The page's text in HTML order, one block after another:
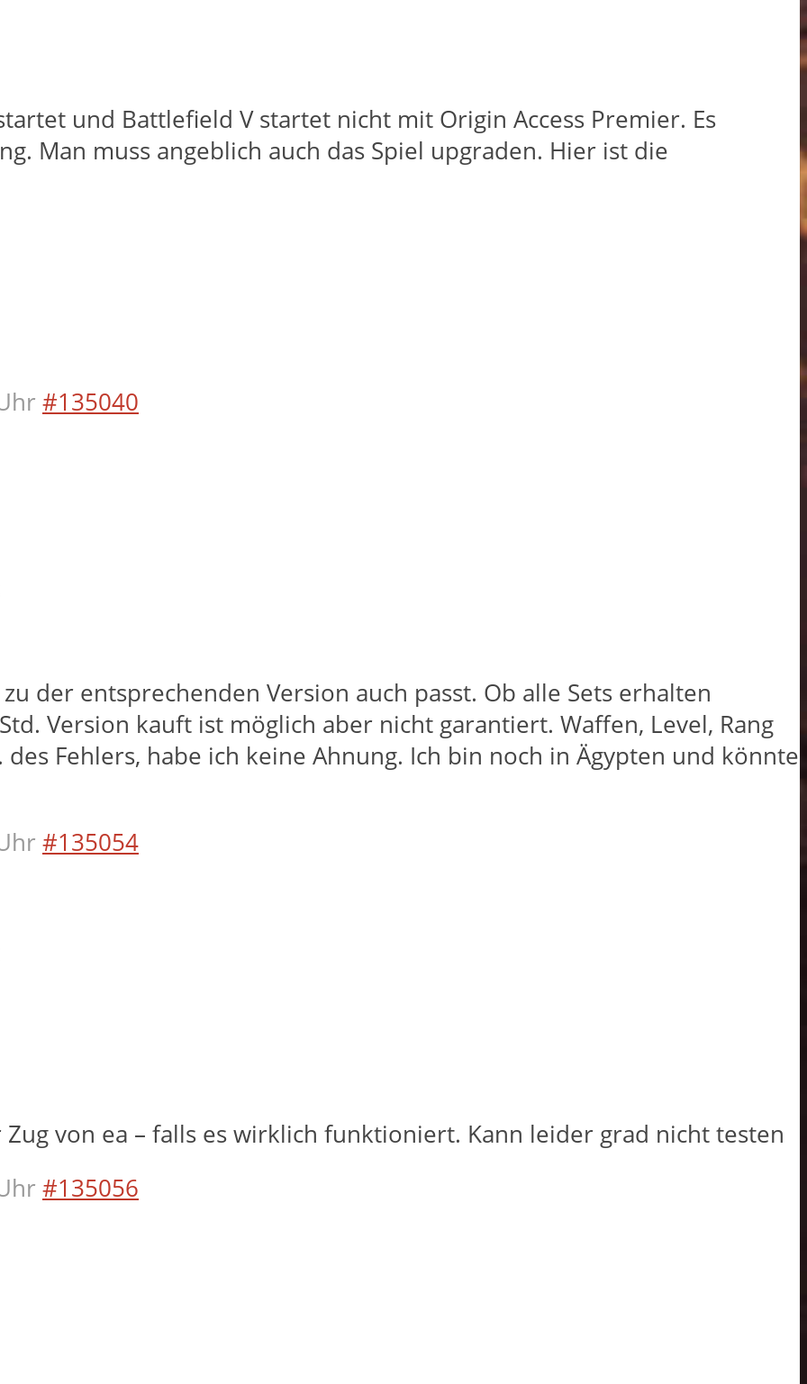
und Battlefield V startet nicht mit Origin Access Premier. Es
Man muss angeblich auch das Spiel upgraden. Hier ist die
#135040
der entsprechenden Version auch passt. Ob alle Sets erhalten
Version kauft ist möglich aber nicht garantiert. Waffen, Level, Rang
Fehlers, habe ich keine Ahnung. Ich bin noch in Ägypten und könnte
#135054
von ea – falls es wirklich funktioniert. Kann leider grad nicht testen
#135056